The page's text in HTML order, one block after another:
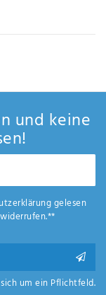
und keine
gelesen
um ein Pflichtfeld.